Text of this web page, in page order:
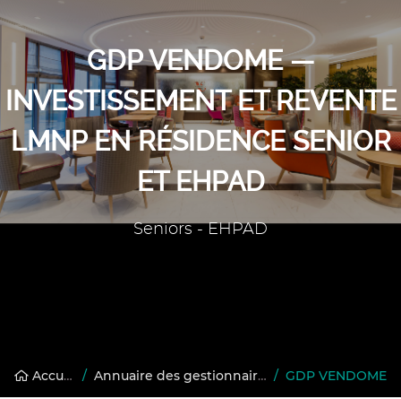
GDP VENDOME —
INVESTISSEMENT ET REVENTE
LMNP EN RÉSIDENCE SENIOR
ET EHPAD
Seniors - EHPAD
Accueil / Annuaire des gestionnaires en résidences gérées / GDP VENDOME